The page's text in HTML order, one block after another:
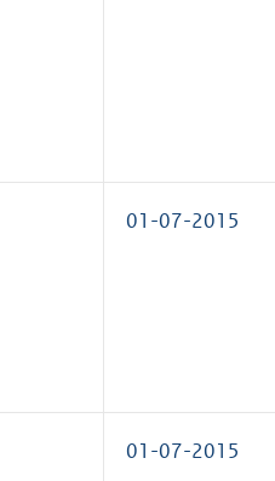
01-07-2015
01-07-2015